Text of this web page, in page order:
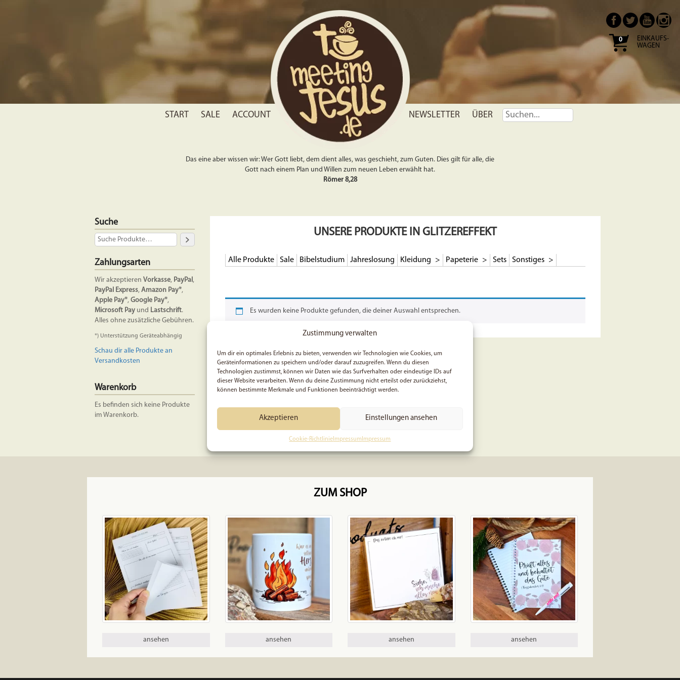
Zustimmung verwalten
Um dir ein optimales Erlebnis zu bieten, verwenden wir Technologien wie Cookies, um
Geräteinformationen zu speichern und/oder darauf zuzugreifen. Wenn du diesen
Technologien zustimmst, können wir Daten wie das Surfverhalten oder eindeutige IDs auf
dieser Website verarbeiten. Wenn du deine Zustimmung nicht erteilst oder zurückziehst,
können bestimmte Merkmale und Funktionen beeinträchtigt werden.
Akzeptieren Einstellungen ansehen
Cookie-Richtlinie Impressum Impressum
0
EINKAUFS-
WAGEN
START SALE ACCOUNT NEWSLETTER ÜBER
Das eine aber wissen wir: Wer Gott liebt, dem dient alles, was geschieht, zum Guten. Dies gilt für alle, die
Gott nach einem Plan und Willen zum neuen Leben erwählt hat.
Römer 8,28
Suche
Zahlungsarten
Wir akzeptieren Vorkasse, PayPal,
PayPal Express, Amazon Pay*,
Apple Pay*, Google Pay*,
Microsoft Pay und Lastschrift.
Alles ohne zusätzliche Gebühren.
*) Unterstützung Geräteabhängig
Schau dir alle Produkte an
Versandkosten
Warenkorb
Es befinden sich keine Produkte
im Warenkorb.
UNSERE PRODUKTE IN GLITZEREFFEKT
Alle Produkte Sale Bibelstudium Jahreslosung Kleidung Papeterie Sets Sonstiges
Es wurden keine Produkte gefunden, die deiner Auswahl entsprechen.
ZUM SHOP
ansehen ansehen ansehen ansehen